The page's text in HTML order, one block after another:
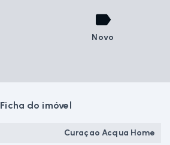
Novo
Ficha do imóvel
Curaçao Acqua Home